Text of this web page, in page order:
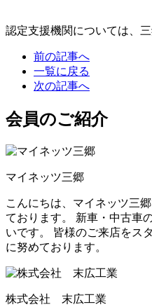
認定支援機関については、
前の記事へ
一覧に戻る
次の記事へ
会員のご紹介
マイネッツ三郷
こんにちは、マイネッツ三
ております。 新車・中古車
いです。 皆様のご来店をス
に努めております。
株式会社 末広工業